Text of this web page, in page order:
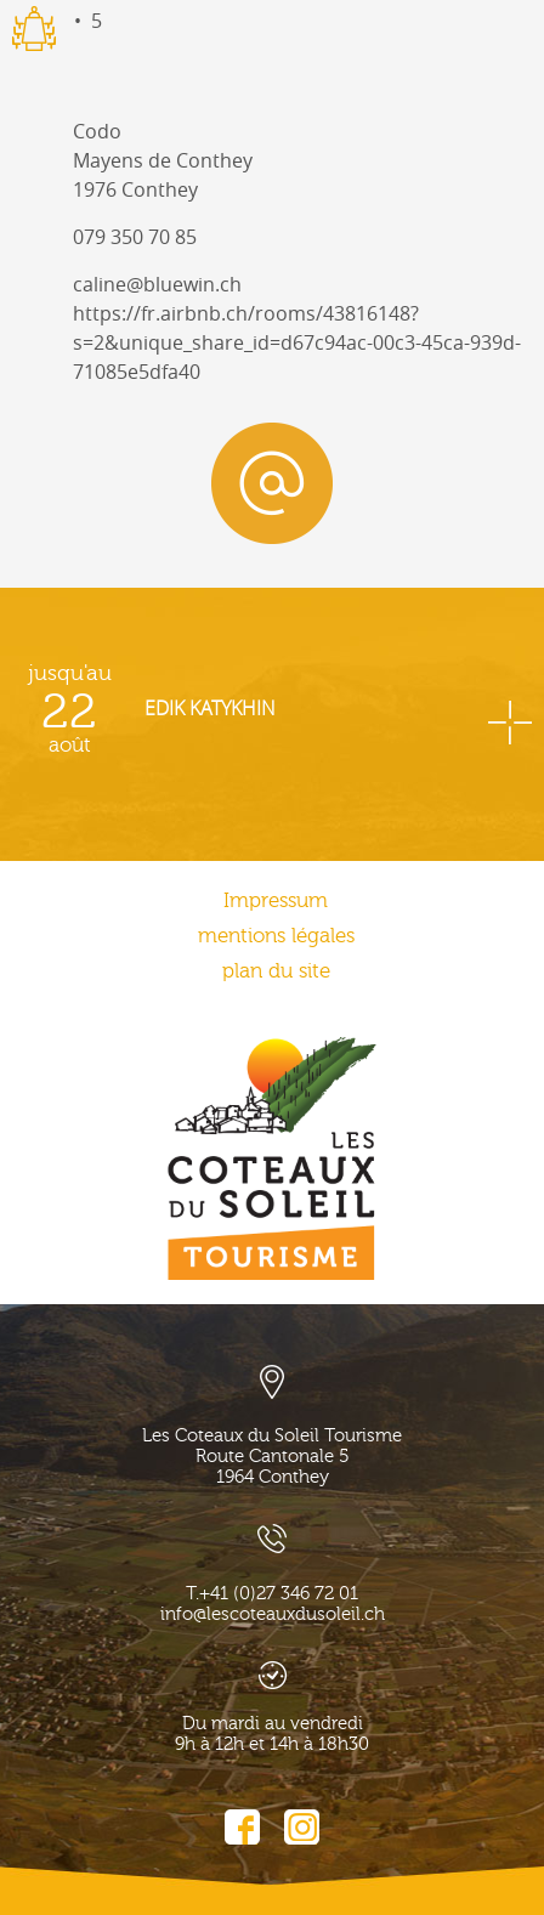
5
Codo
Mayens de Conthey
1976 Conthey
079 350 70 85
caline@bluewin.ch
https://fr.airbnb.ch/rooms/43816148?
s=2&unique_share_id=d67c94ac-00c3-45ca-939d-
71085e5dfa40
jusqu'au
22
août
EDIK KATYKHIN
Impressum
mentions légales
plan du site
Les Coteaux du Soleil Tourisme
Route Cantonale 5
1964 Conthey
T.+41 (0)27 346 72 01
info@lescoteauxdusoleil.ch
Du mardi au vendredi
9h à 12h et 14h à 18h30